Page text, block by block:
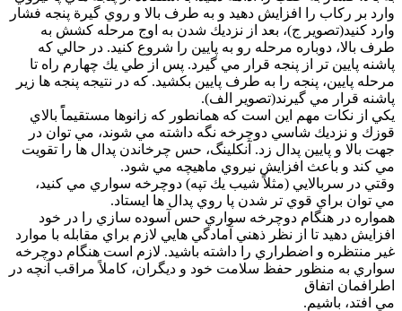
وارد بر ركاب را افزايش دهيد و به طرف بالا و روي گيرة پنجه فشار
وارد كنيد(تصوير ج)، بعد از نزديك شدن به اوج مرحله كشش به
طرف بالا، دوباره مرحله رو به پايين را شروع كنيد. در حالي كه
پاشنه پايين تر از پنجه قرار مي گيرد. پس از طي يك چهارم راه تا
مرحله پايين، پنجه را به طرف پايين بكشيد. كه در نتيجه پنجه ها زير
پاشنه قرار مي گيرند(تصوير الف).
يكي از نكات مهم اين است كه همانطور كه زانوها مستقيماًً بالاي
قوزك و نزديك شاسي دوچرخه نگه داشته مي شوند، مي توان در
جهت بالا و پايين پدال زد. آنكلينگ، حس چرخاندن پدال ها را تقويت
مي كند و باعث افزايش نيروي ماهيچه مي شود.
وقتي در سربالايي (مثلاً شيب يك تپه) دوچرخه سواري مي كنيد،
مي توان براي قوي تر شدن پا روي پدال ها ايستاد.
همواره در هنگام دوچرخه سواري حس آسوده سازي را در خود
افزايش دهيد تا از نظر ذهني آمادگي هايي لازم براي مقابله با موارد
غير منتظره و اضطراري را داشته باشيد. لازم است هنگام دوچرخه
سواري به منظور حفظ سلامت خود و ديگران، كاملاً مراقب آنچه در
اطرافمان اتفاق
مي افتد، باشيم.